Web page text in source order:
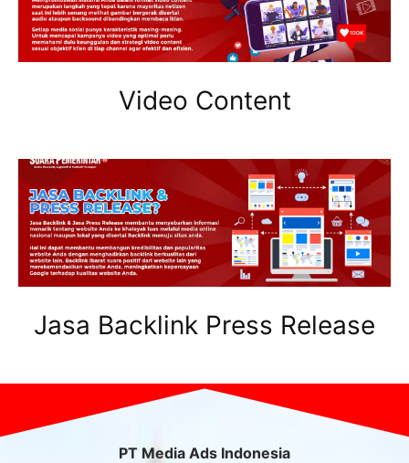
Video Content
Jasa Backlink Press Release
PT Media Ads Indonesia